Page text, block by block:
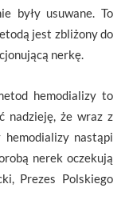
były usuwane. To
jest zbliżony do
nerkę.
hemodializy to
nadzieję, że wraz z
hemodializy nastąpi
nerek oczekują
Prezes Polskiego